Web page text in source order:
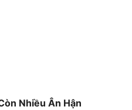
Nhiều Ân Hận